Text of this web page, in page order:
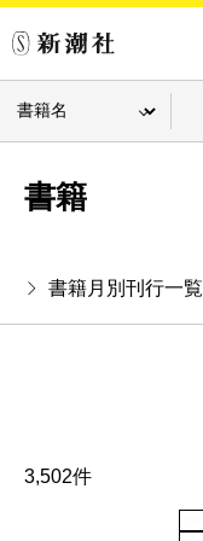
書籍
書籍月別刊行一覧
3,502件